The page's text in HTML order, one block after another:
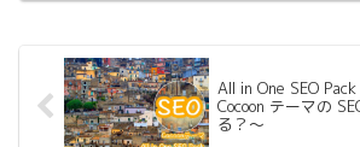
All in One SEO
Cocoon テーマの
る？〜